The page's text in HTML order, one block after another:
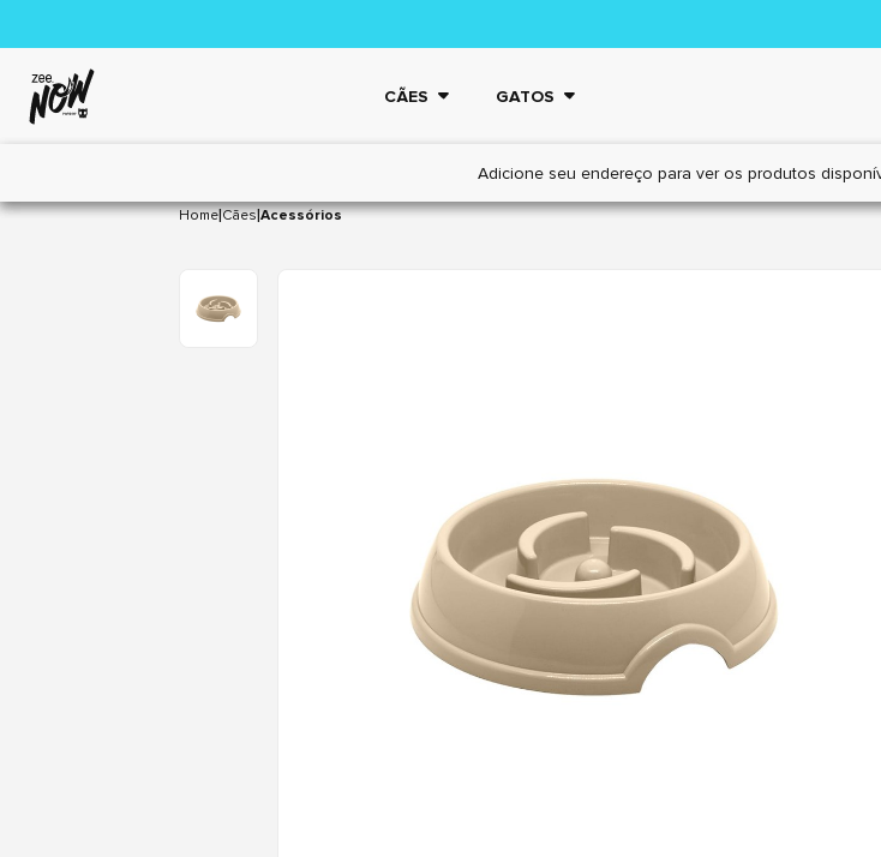
CÃES GATOS
Adicione seu endereço para ver os produtos
Home|Cães|Acessórios